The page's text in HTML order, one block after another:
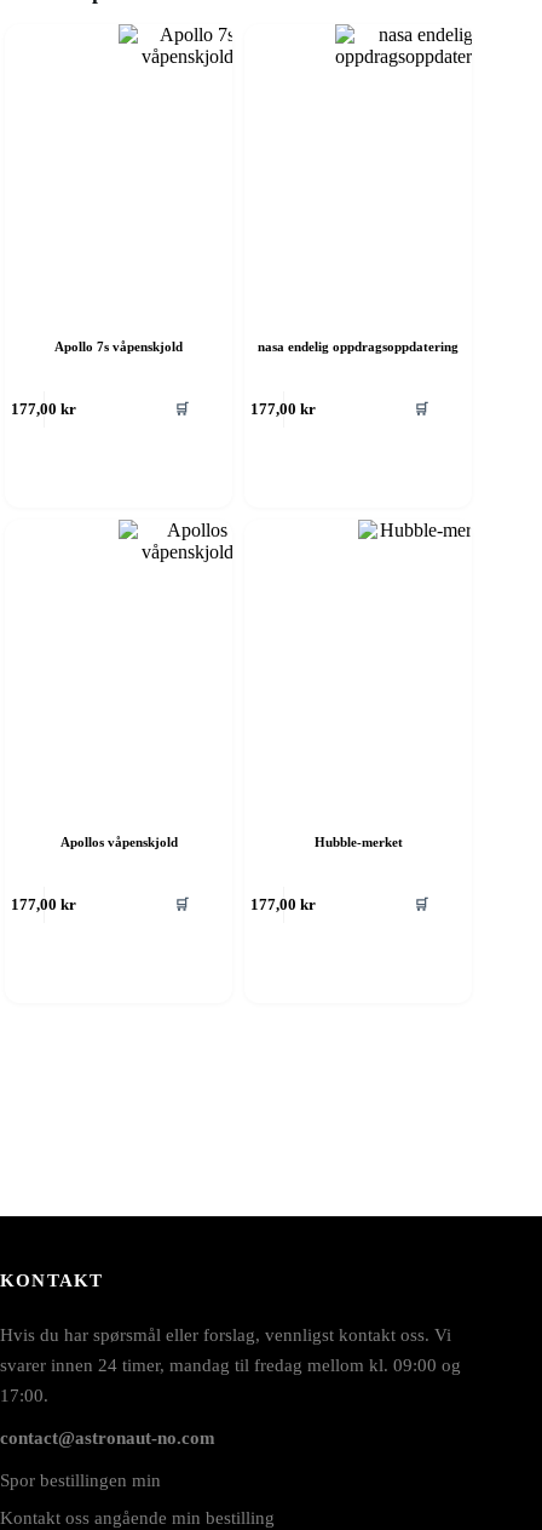
Apollo 7s våpenskjold
177,00kr 🛒
nasa endelig oppdragsoppdatering
177,00kr 🛒
Apollos våpenskjold
177,00kr 🛒
Hubble-merket
177,00kr 🛒
KONTAKT
Hvis du har spørsmål eller forslag, vennligst kontakt oss. Vi
svarer innen 24 timer, mandag til fredag mellom kl. 09:00 og
17:00.
contact@astronaut-no.com
Spor bestillingen min
Kontakt oss angående min bestilling